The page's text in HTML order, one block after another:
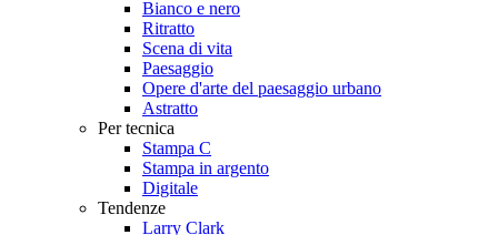
Bianco e nero
Ritratto
Scena di vita
Paesaggio
Opere d'arte del paesaggio urbano
Astratto
Per tecnica
Stampa C
Stampa in argento
Digitale
Tendenze
Larry Clark